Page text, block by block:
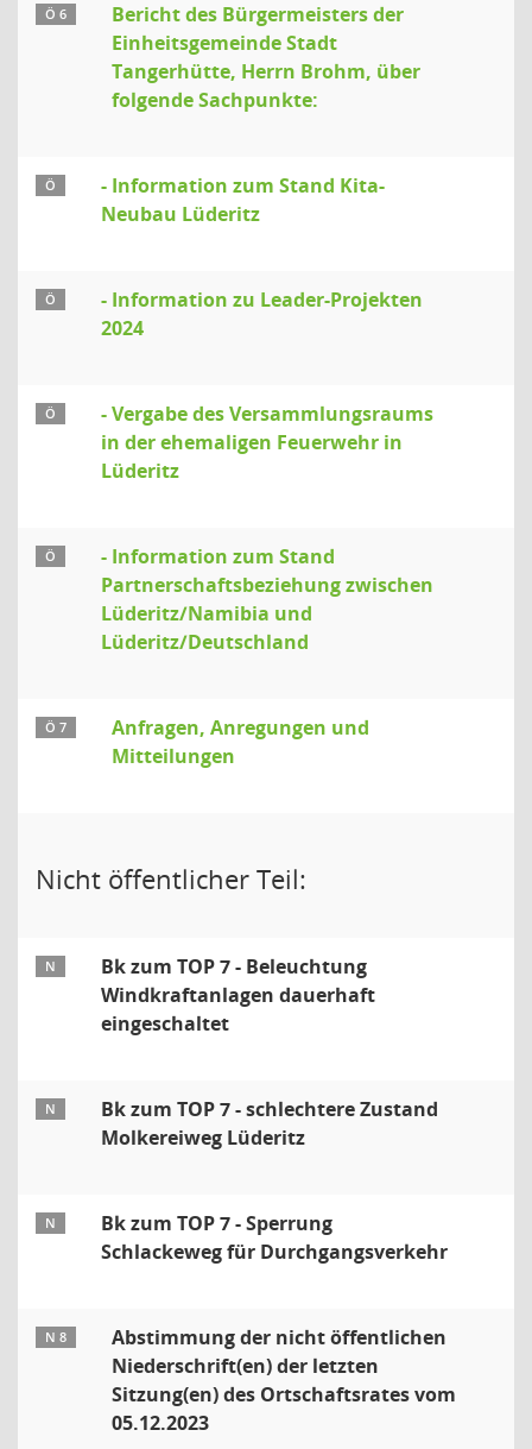
Ö 6
Bericht des Bürgermeisters der
Einheitsgemeinde Stadt
Tangerhütte, Herrn Brohm, über
folgende Sachpunkte:
Ö
- Information zum Stand Kita-
Neubau Lüderitz
Ö
- Information zu Leader-Projekten
2024
Ö
- Vergabe des Versammlungsraums
in der ehemaligen Feuerwehr in
Lüderitz
Ö
- Information zum Stand
Partnerschaftsbeziehung zwischen
Lüderitz/Namibia und
Lüderitz/Deutschland
Ö 7
Anfragen, Anregungen und
Mitteilungen
Nicht öffentlicher Teil:
N
Bk zum TOP 7 - Beleuchtung
Windkraftanlagen dauerhaft
eingeschaltet
N
Bk zum TOP 7 - schlechtere Zustand
Molkereiweg Lüderitz
N
Bk zum TOP 7 - Sperrung
Schlackeweg für Durchgangsverkehr
N 8
Abstimmung der nicht öffentlichen
Niederschrift(en) der letzten
Sitzung(en) des Ortschaftsrates vom
05.12.2023